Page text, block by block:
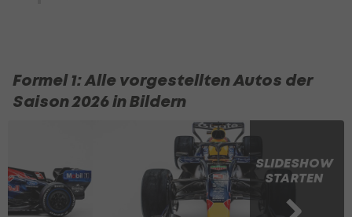
Formel 1: Alle vorgestellten Autos der
Saison 2026 in Bildern
SLIDESHOW
STARTEN